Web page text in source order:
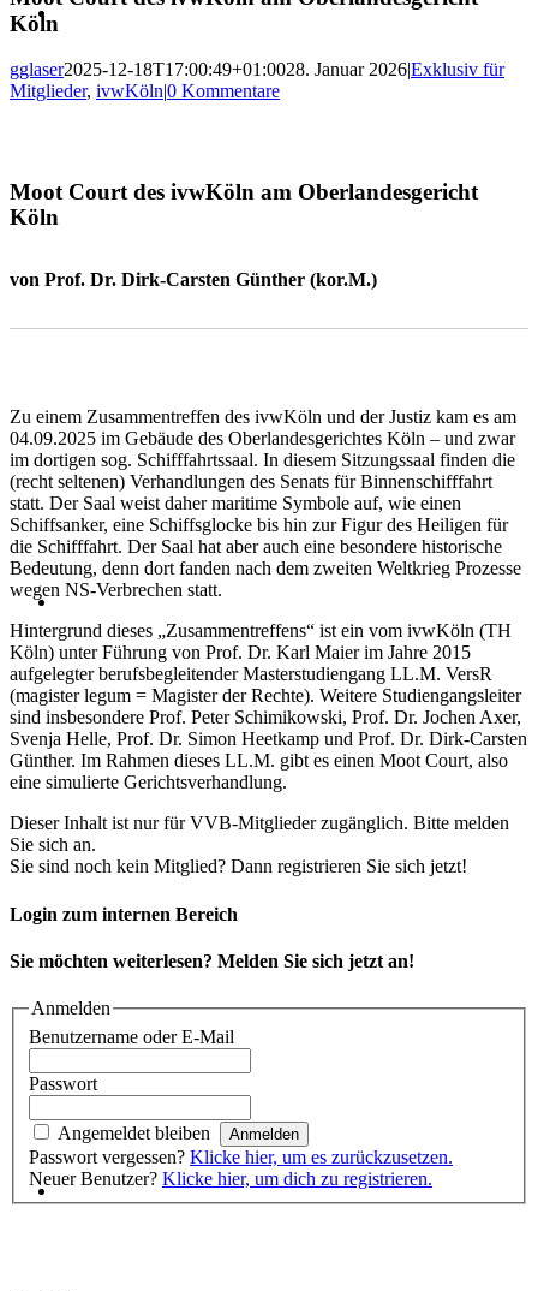
Köln
gglaser2025-12-18T17:00:49+01:0028. Januar 2026|Exklusiv für
Mitglieder, ivwKöln|0 Kommentare
Moot Court des ivwKöln am Oberlandesgericht
Köln
von Prof. Dr. Dirk-Carsten Günther (kor.M.)
Zu einem Zusammentreffen des ivwKöln und der Justiz kam es am
04.09.2025 im Gebäude des Oberlandesgerichtes Köln – und zwar
im dortigen sog. Schifffahrtssaal. In diesem Sitzungssaal finden die
(recht seltenen) Verhandlungen des Senats für Binnenschifffahrt
statt. Der Saal weist daher maritime Symbole auf, wie einen
Schiffsanker, eine Schiffsglocke bis hin zur Figur des Heiligen für
die Schifffahrt. Der Saal hat aber auch eine besondere historische
Bedeutung, denn dort fanden nach dem zweiten Weltkrieg Prozesse
wegen NS-Verbrechen statt.
Hintergrund dieses „Zusammentreffens“ ist ein vom ivwKöln (TH
Köln) unter Führung von Prof. Dr. Karl Maier im Jahre 2015
aufgelegter berufsbegleitender Masterstudiengang LL.M. VersR
(magister legum = Magister der Rechte). Weitere Studiengangsleiter
sind insbesondere Prof. Peter Schimikowski, Prof. Dr. Jochen Axer,
Svenja Helle, Prof. Dr. Simon Heetkamp und Prof. Dr. Dirk-Carsten
Günther. Im Rahmen dieses LL.M. gibt es einen Moot Court, also
eine simulierte Gerichtsverhandlung.
Dieser Inhalt ist nur für VVB-Mitglieder zugänglich. Bitte melden
Sie sich an.
Sie sind noch kein Mitglied? Dann registrieren Sie sich jetzt!
Login zum internen Bereich
Sie möchten weiterlesen? Melden Sie sich jetzt an!
Anmelden
Benutzername oder E-Mail
Passwort
Angemeldet bleiben
Passwort vergessen? Klicke hier, um es zurückzusetzen.
Neuer Benutzer? Klicke hier, um dich zu registrieren.